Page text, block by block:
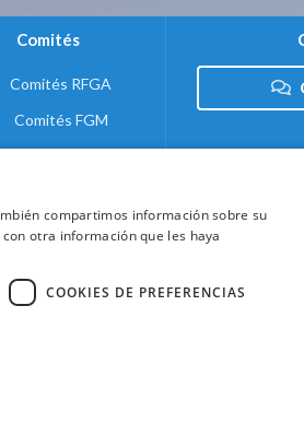
Comités
Comités RFGA
Comités FGM
compartimos información sobre su
otra información que les haya
COOKIES DE PREFERENCIAS